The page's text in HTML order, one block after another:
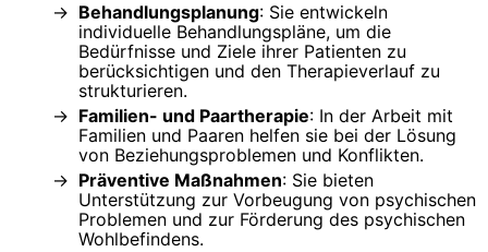
Behandlungsplanung: Sie entwickeln
individuelle Behandlungspläne, um die
Bedürfnisse und Ziele ihrer Patienten zu
berücksichtigen und den Therapieverlauf zu
strukturieren.
Familien- und Paartherapie: In der Arbeit mit
Familien und Paaren helfen sie bei der Lösung
von Beziehungsproblemen und Konflikten.
Präventive Maßnahmen: Sie bieten
Unterstützung zur Vorbeugung von psychischen
Problemen und zur Förderung des psychischen
Wohlbefindens.